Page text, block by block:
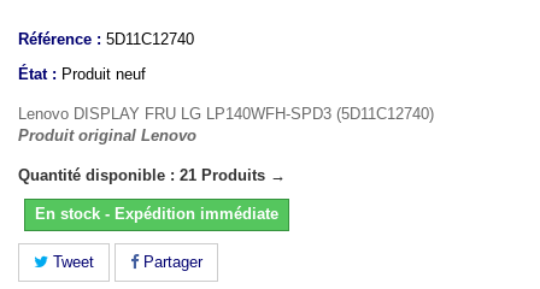
Référence : 5D11C12740
État : Produit neuf
Lenovo DISPLAY FRU LG LP140WFH-SPD3 (5D11C12740)
Produit original Lenovo
Quantité disponible : 21 Produits →
En stock - Expédition immédiate
Tweet Partager